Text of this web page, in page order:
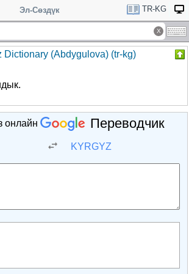
Эл-Сөздүк TR-KG
Dictionary (Abdygulova) (tr-kg)
онлайн Переводчик
KYRGYZ